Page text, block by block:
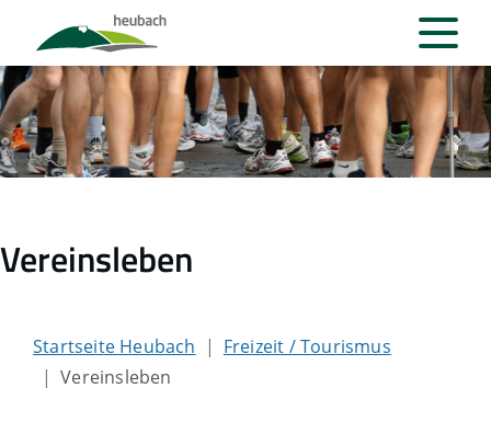
Vereinsleben
Startseite Heubach
Freizeit / Tourismus
Vereinsleben